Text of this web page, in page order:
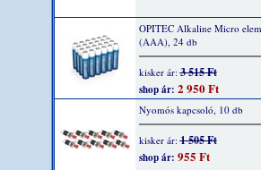
OPITEC Alkaline Micro
(AAA), 24 db
kisker ár:3 515 Ft
shop ár: 2 950 Ft
Nyomós kapcsoló, 10 db
kisker ár:1 505 Ft
shop ár: 955 Ft